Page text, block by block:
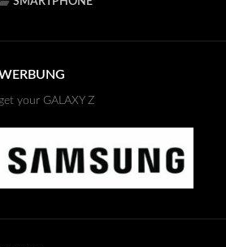
get your GALAXY Z